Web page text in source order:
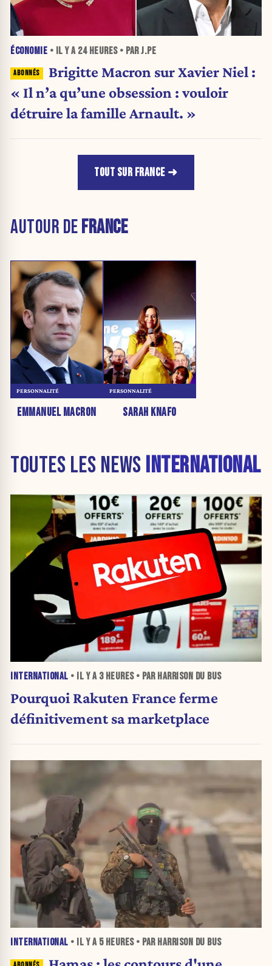
ÉCONOMIE • IL Y A 24 HEURES• PAR J.PE
Brigitte Macron sur Xavier Niel :
« Il n’a qu’une obsession : vouloir
détruire la famille Arnault. »
TOUT SUR FRANCE
AUTOUR DEFRANCE
EMMANUEL MACRON
PERSONNALITÉ
SARAH KNAFO
PERSONNALITÉ
TOUTES LES NEWS INTERNATIONAL
INTERNATIONAL • IL Y A 3 HEURES• PAR HARRISON DU BUS
Pourquoi Rakuten France ferme
définitivement sa marketplace
INTERNATIONAL • IL Y A 5 HEURES• PAR HARRISON DU BUS